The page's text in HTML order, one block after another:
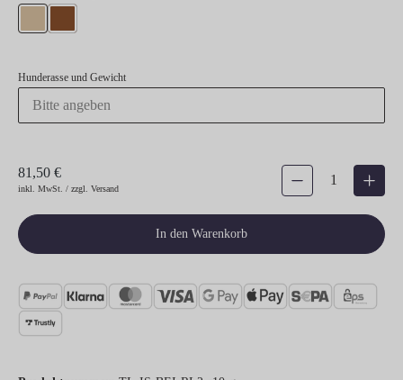
Hunderasse und Gewicht
81,50 €
inkl. MwSt. / zzgl. Versand
Produkt Anzahl: Gib den
In den Warenkorb